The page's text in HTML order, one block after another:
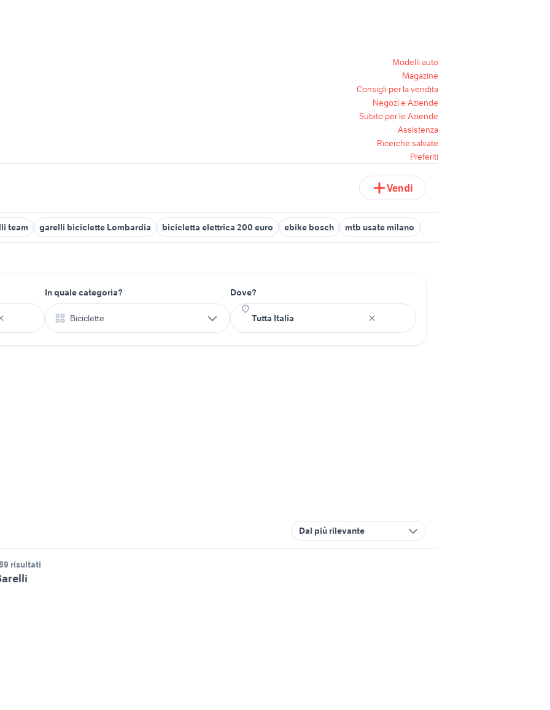
Modelli auto
Magazine
Consigli per la vendita
Negozi e Aziende
Subito per le Aziende
Assistenza
Ricerche salvate
Preferiti
Vendi
team garelli biciclette Lombardia bicicletta elettrica 200 euro ebike bosch mtb usate milano
In quale categoria?
Biciclette
Dove?
Dal più rilevante
risultati